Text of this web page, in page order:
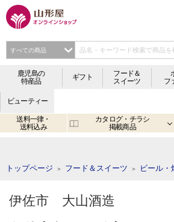
鹿児島の
特産品
ギフト
フード＆
スイーツ
フ
ビューティー
送料一律・
送料込み
カタログ・チラシ
掲載商品
トップページ ＞ フード＆スイーツ ＞ ビール・
伊佐市 大山酒造